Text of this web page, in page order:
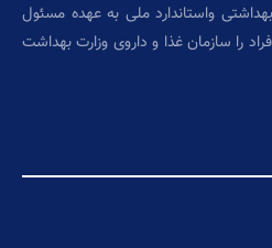
واستاندارد ملی به عهده مسئول
را سازمان غذا و داروی وزارت بهداشت